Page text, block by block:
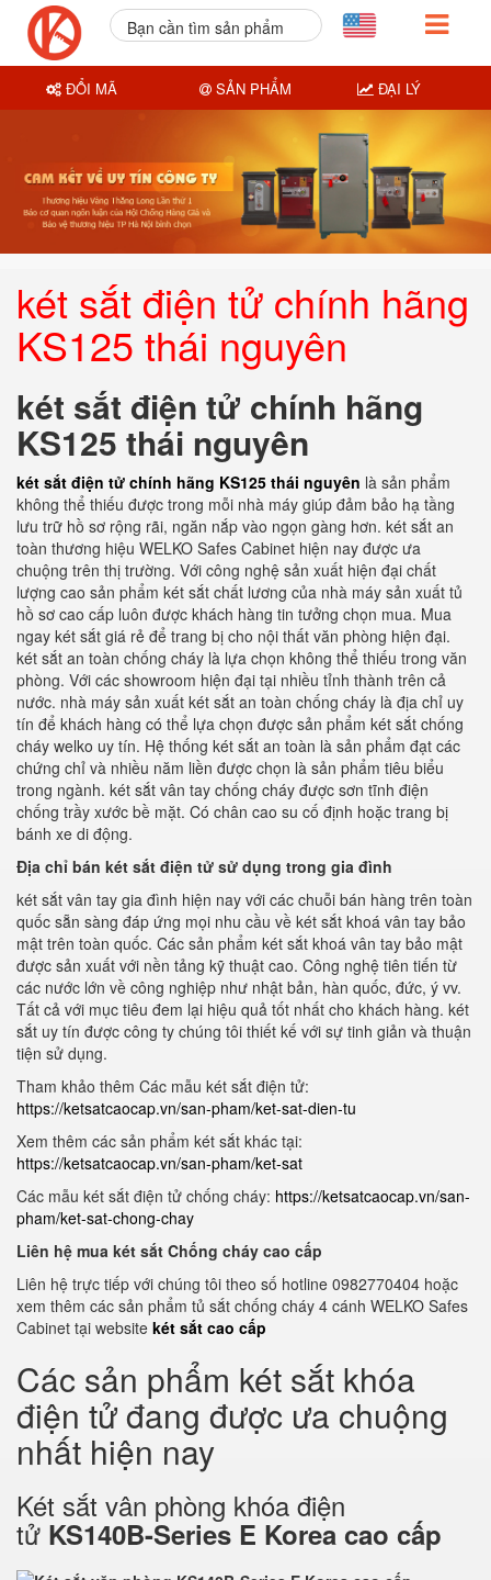
két sắt điện tử chính hãng
KS125 thái nguyên
két sắt điện tử chính hãng
KS125 thái nguyên
két sắt điện tử chính hãng KS125 thái nguyên là sản phẩm
không thể thiếu được trong mỗi nhà máy giúp đảm bảo hạ tầng
lưu trữ hồ sơ rộng rãi, ngăn nắp vào ngọn gàng hơn. két sắt an
toàn thương hiệu WELKO Safes Cabinet hiện nay được ưa
chuộng trên thị trường. Với công nghệ sản xuất hiện đại chất
lượng cao sản phẩm két sắt chất lương của nhà máy sản xuất tủ
hồ sơ cao cấp luôn được khách hàng tin tưởng chọn mua. Mua
ngay két sắt giá rẻ để trang bị cho nội thất văn phòng hiện đại.
két sắt an toàn chống cháy là lựa chọn không thể thiếu trong văn
phòng. Với các showroom hiện đại tại nhiều tỉnh thành trên cả
nước. nhà máy sản xuất két sắt an toàn chống cháy là địa chỉ uy
tín để khách hàng có thể lựa chọn được sản phẩm két sắt chống
cháy welko uy tín. Hệ thống két sắt an toàn là sản phẩm đạt các
chứng chỉ và nhiều năm liền được chọn là sản phẩm tiêu biểu
trong ngành. két sắt vân tay chống cháy được sơn tĩnh điện
chống trầy xước bề mặt. Có chân cao su cố định hoặc trang bị
bánh xe di động.
Địa chỉ bán két sắt điện tử sử dụng trong gia đình
két sắt vân tay gia đình hiện nay với các chuỗi bán hàng trên toàn
quốc sẵn sàng đáp ứng mọi nhu cầu về két sắt khoá vân tay bảo
mật trên toàn quốc. Các sản phẩm két sắt khoá vân tay bảo mật
được sản xuất với nền tảng kỹ thuật cao. Công nghệ tiên tiến từ
các nước lớn về công nghiệp như nhật bản, hàn quốc, đức, ý vv.
Tất cả với mục tiêu đem lại hiệu quả tốt nhất cho khách hàng. két
sắt uy tín được công ty chúng tôi thiết kế với sự tinh giản và thuận
tiện sử dụng.
Tham khảo thêm Các mẫu két sắt điện tử:
https://ketsatcaocap.vn/san-pham/ket-sat-dien-tu
Xem thêm các sản phẩm két sắt khác tại:
https://ketsatcaocap.vn/san-pham/ket-sat
Các mẫu két sắt điện tử chống cháy: https://ketsatcaocap.vn/san-
pham/ket-sat-chong-chay
Liên hệ mua két sắt Chống cháy cao cấp
Liên hệ trực tiếp với chúng tôi theo số hotline 0982770404 hoặc
xem thêm các sản phẩm tủ sắt chống cháy 4 cánh WELKO Safes
Cabinet tại website két sắt cao cấp
Các sản phẩm két sắt khóa
điện tử đang được ưa chuộng
nhất hiện nay
Két sắt vân phòng khóa điện
tử KS140B-Series E Korea cao cấp
Bạn cần tìm sản phẩm
ĐỔI MÃ SẢN PHẨM ĐẠI LÝ